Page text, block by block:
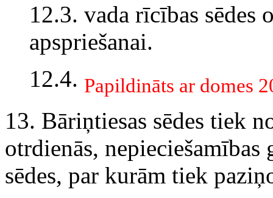
12.3. vada rīcības sēdes
apspriešanai.
12.4. Papildināts ar domes
13. Bāriņtiesas sēdes tiek
otrdienās,
sēdes, par kurām tiek